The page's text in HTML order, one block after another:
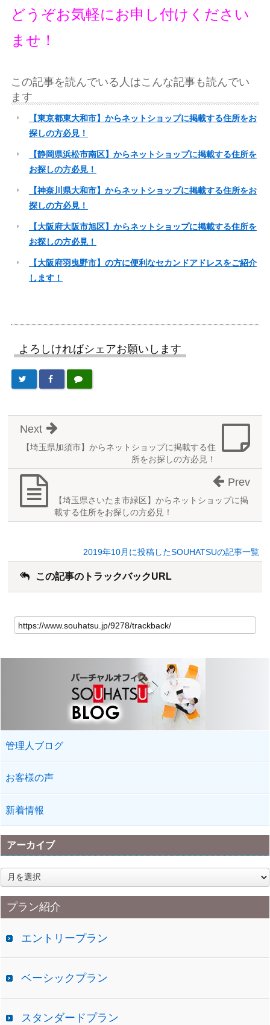
どうぞお気軽にお申し付けください
ませ！
この記事を読んでいる人はこんな記事も読んでい
ます
【東京都東大和市】からネットショップに掲載する住所をお
探しの方必見！
【静岡県浜松市南区】からネットショップに掲載する住所を
お探しの方必見！
【神奈川県大和市】からネットショップに掲載する住所をお
探しの方必見！
【大阪府大阪市旭区】からネットショップに掲載する住所を
お探しの方必見！
【大阪府羽曳野市】の方に便利なセカンドアドレスをご紹介
します！
よろしければシェアお願いします
【埼玉県加須市】からネットショップに掲載する住
所をお探しの方必見！
Next
【埼玉県さいたま市緑区】からネットショップに掲
載する住所をお探しの方必見！
Prev
2019年10月に投稿したSOUHATSUの記事一覧
この記事のトラックバックURL
管理人ブログ
お客様の声
新着情報
アーカイブ
ア
ー
カ
イプラン紹介
エントリープラン
ベーシックプラン
スタンダードプラン